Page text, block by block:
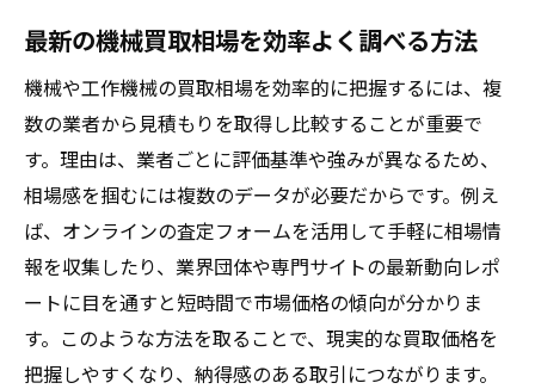
流れ
機械売却で損をしないための実践的ノウハウ
機械売却前に準備しておきたいチェック項
目
中古機械買取でトラブルを防ぐポイント
機械の清掃と整備が査定に与える影響とは
売却後の手続きやアフターサポートを確認
事例から学ぶ失敗しない中古機械売却の流
れ
最新の機械買取相場を効率よく調べる方法
機械や工作機械の買取相場を効率的に把握するには、複
数の業者から見積もりを取得し比較することが重要で
す。理由は、業者ごとに評価基準や強みが異なるため、
相場感を掴むには複数のデータが必要だからです。例え
ば、オンラインの査定フォームを活用して手軽に相場情
報を収集したり、業界団体や専門サイトの最新動向レポ
ートに目を通すと短時間で市場価格の傾向が分かりま
す。このような方法を取ることで、現実的な買取価格を
把握しやすくなり、納得感のある取引につながります。